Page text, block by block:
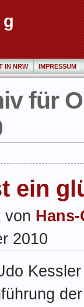
IN NRW IMPRESSUM
für
ein
von
2010